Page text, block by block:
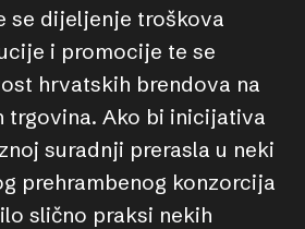
se dijeljenje troškova
i promocije te se
hrvatskih brendova na
trgovina. Ako bi inicijativa
suradnji prerasla u neki
prehrambenog konzorcija
slično praksi nekih